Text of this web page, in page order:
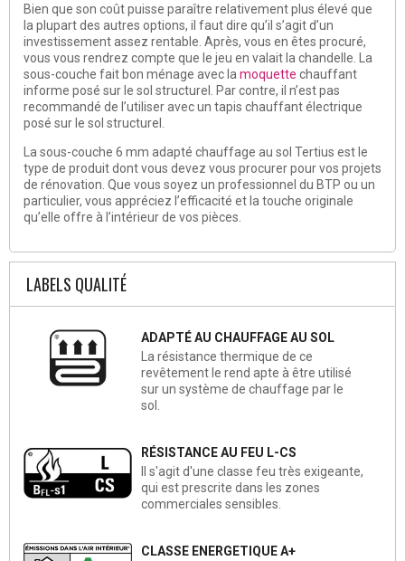
Bien que son coût puisse paraître relativement plus élevé que
la plupart des autres options, il faut dire qu’il s’agit d’un
investissement assez rentable. Après, vous en êtes procuré,
vous vous rendrez compte que le jeu en valait la chandelle. La
sous-couche fait bon ménage avec la moquette chauffant
informe posé sur le sol structurel. Par contre, il n’est pas
recommandé de l’utiliser avec un tapis chauffant électrique
posé sur le sol structurel.
La sous-couche 6 mm adapté chauffage au sol Tertius est le
type de produit dont vous devez vous procurer pour vos projets
de rénovation. Que vous soyez un professionnel du BTP ou un
particulier, vous appréciez l’efficacité et la touche originale
qu’elle offre à l’intérieur de vos pièces.
LABELS QUALITÉ
ADAPTÉ AU CHAUFFAGE AU SOL
La résistance thermique de ce
revêtement le rend apte à être utilisé
sur un système de chauffage par le
sol.
RÉSISTANCE AU FEU L-CS
Il s'agit d'une classe feu très exigeante,
qui est prescrite dans les zones
commerciales sensibles.
CLASSE ENERGETIQUE A+